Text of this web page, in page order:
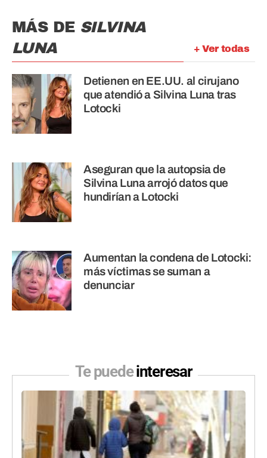
+ Ver todas
MÁS DE SILVINA
LUNA
Detienen en EE.UU. al cirujano
que atendió a Silvina Luna tras
Lotocki
Aseguran que la autopsia de
Silvina Luna arrojó datos que
hundirían a Lotocki
Aumentan la condena de Lotocki:
más víctimas se suman a
denunciar
Te puedeinteresar